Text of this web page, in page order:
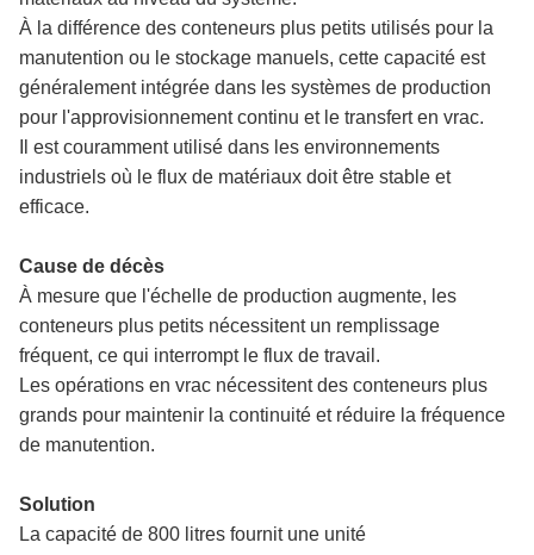
À la différence des conteneurs plus petits utilisés pour la
manutention ou le stockage manuels, cette capacité est
généralement intégrée dans les systèmes de production
pour l'approvisionnement continu et le transfert en vrac.
Il est couramment utilisé dans les environnements
industriels où le flux de matériaux doit être stable et
efficace.
Cause de décès
À mesure que l'échelle de production augmente, les
conteneurs plus petits nécessitent un remplissage
fréquent, ce qui interrompt le flux de travail.
Les opérations en vrac nécessitent des conteneurs plus
grands pour maintenir la continuité et réduire la fréquence
de manutention.
Solution
La capacité de 800 litres fournit une unité